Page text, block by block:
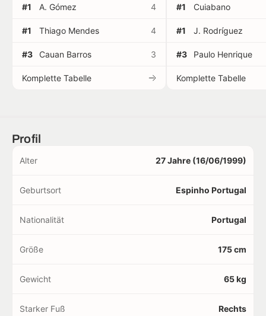
#1 A. Gómez 4
#1 Thiago Mendes 4
#3 Cauan Barros 3
Komplette Tabelle
#1 Cuiabano
#1 J. Rodríguez
#3 Paulo Henrique
Komplette Tabelle
Profil
Alter 27 Jahre (16/06/1999)
Geburtsort Espinho Portugal
Nationalität Portugal
Größe 175 cm
Gewicht 65 kg
Starker Fuß Rechts